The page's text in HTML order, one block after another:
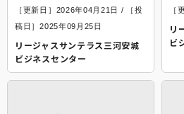
［更新日］2026年04月21日 / ［投
稿日］2025年09月25日
リージャスサンテラス三河安城
ビジネスセンター
［
リ
ビ